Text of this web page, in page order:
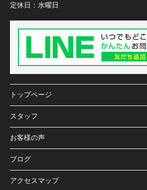
定休日： 水曜日
トップページ
スタッフ
お客様の声
ブログ
アクセスマップ